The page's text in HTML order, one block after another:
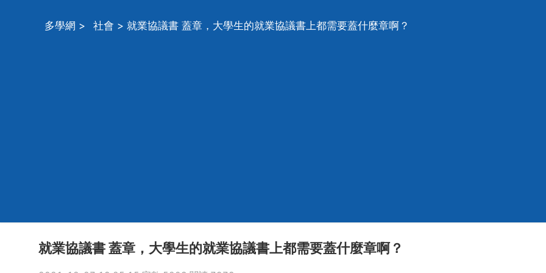
多學網 > 社會 > 就業協議書 蓋章，大學生的就業協議書上都需要蓋什麼章啊？
就業協議書 蓋章，大學生的就業協議書上都需要蓋什麼章啊？